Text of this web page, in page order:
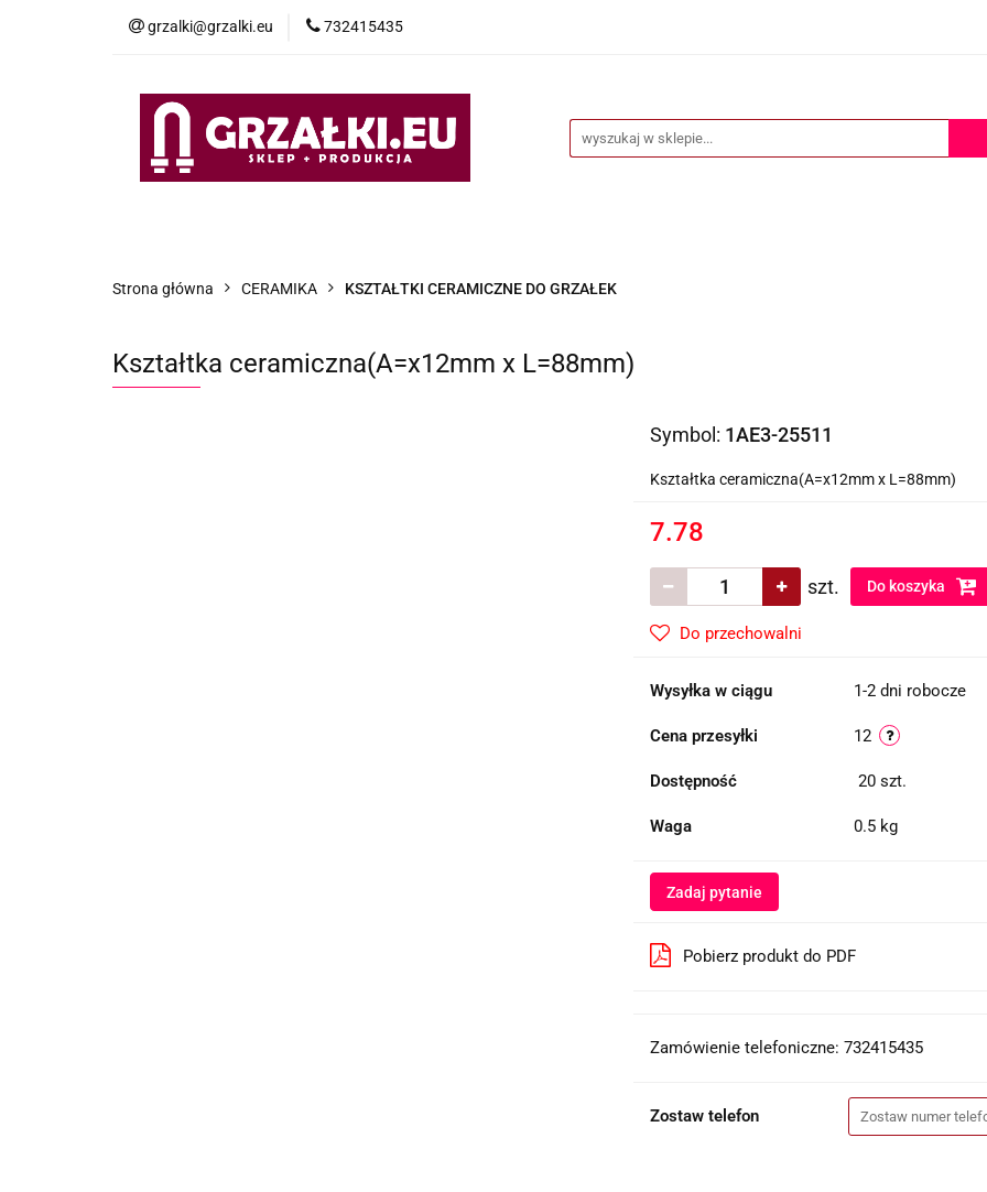
grzalki@grzalki.eu 732415435
Strona główna CERAMIKA KSZTAŁTKI CERAMICZNE DO GRZAŁEK
Kształtka ceramiczna(A=x12mm x L=88mm)
Symbol: 1AE3-25511
Kształtka ceramiczna(A=x12mm x L=88mm)
7.78
szt. Do koszyka
Do przechowalni
Wysyłka w ciągu 1-2 dni robocze
Cena przesyłki 12
Dostępność 20 szt.
Waga 0.5 kg
Zadaj pytanie
Pobierz produkt do PDF
Zamówienie telefoniczne: 732415435
Zostaw telefon